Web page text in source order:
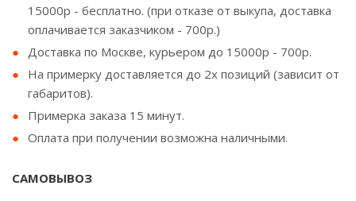
15000р - бесплатно. (при отказе от выкупа, доставка
оплачивается заказчиком - 700р.)
Доставка по Москве, курьером до 15000р - 700р.
На примерку доставляется до 2х позиций (зависит от
габаритов).
Примерка заказа 15 минут.
Оплата при получении возможна наличными.
САМОВЫВОЗ